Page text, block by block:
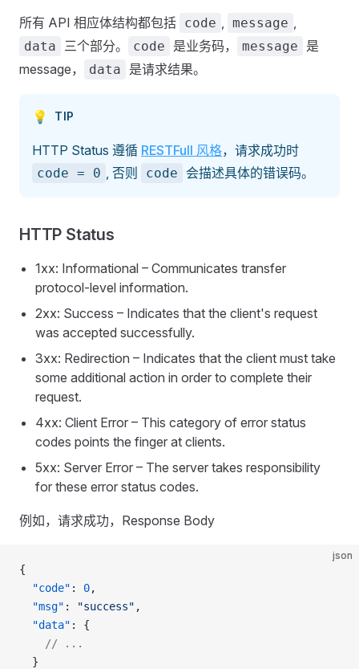
所有 API 相应体结构都包括 code , message ,
data 三个部分。 code 是业务码， message
是
message，
data 是请求结果。
💡 TIP
HTTP Status 遵循 RESTFull 风格，请求成功时
code = 0 , 否则 code 会描述具体的错误码。
HTTP Status
1xx: Informational – Communicates transfer
protocol-level information.
2xx: Success – Indicates that the client's request
was accepted successfully.
3xx: Redirection – Indicates that the client must take
some additional action in order to complete their
request.
4xx: Client Error – This category of error status
codes points the finger at clients.
5xx: Server Error – The server takes responsibility
for these error status codes.
例如，请求成功，Response Body
json
{
  "code"
: 0,
  "msg"
: "success" ,
  "data"
: {
    // ...
  }